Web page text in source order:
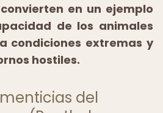
en un ejemplo
de los animales
condiciones extremas y
hostiles.
del